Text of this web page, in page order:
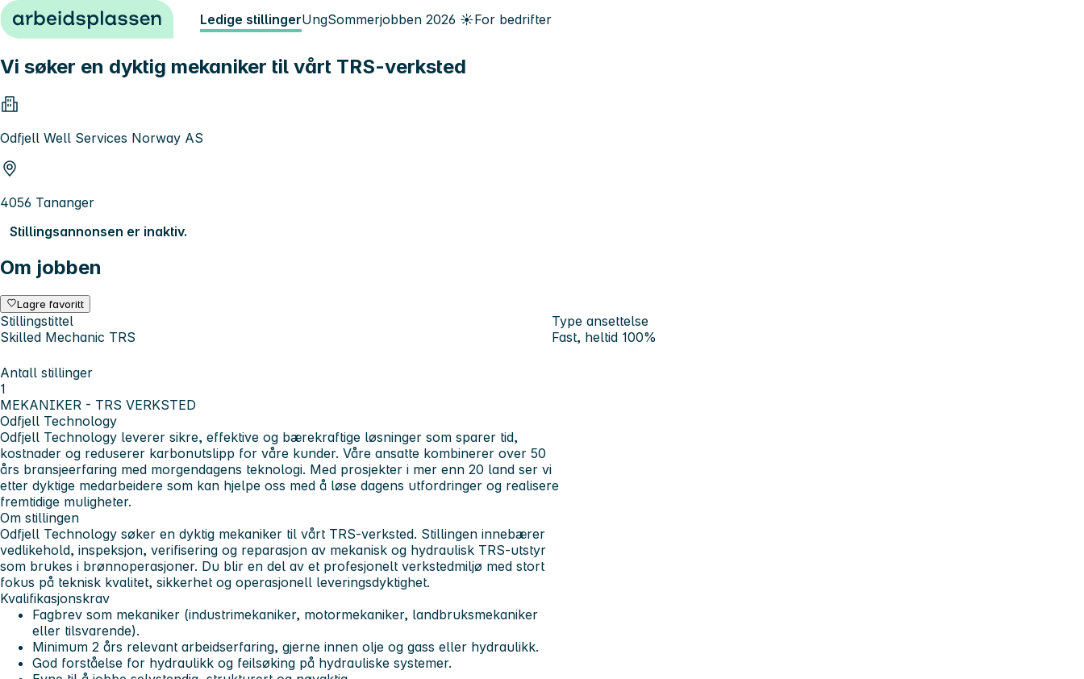
Hopp til innhold Ledige stillingerUngSommerjobben 2026 ☀️For bedrifter
Vi søker en dyktig mekaniker til vårt TRS-verksted
Odfjell Well Services Norway AS
4056 Tananger
Stillingsannonsen er inaktiv.
Om jobben
Lagre favoritt
Stillingstittel
Skilled Mechanic TRS
Type ansettelse
Fast, heltid 100%
Antall stillinger
1
MEKANIKER - TRS VERKSTED
Odfjell Technology
Odfjell Technology leverer sikre, effektive og bærekraftige løsninger som sparer tid,
kostnader og reduserer karbonutslipp for våre kunder. Våre ansatte kombinerer over 50
års bransjeerfaring med morgendagens teknologi. Med prosjekter i mer enn 20 land ser vi
etter dyktige medarbeidere som kan hjelpe oss med å løse dagens utfordringer og realisere
fremtidige muligheter.
Om stillingen
Odfjell Technology søker en dyktig mekaniker til vårt TRS-verksted. Stillingen innebærer
vedlikehold, inspeksjon, verifisering og reparasjon av mekanisk og hydraulisk TRS-utstyr
som brukes i brønnoperasjoner. Du blir en del av et profesjonelt verkstedmiljø med stort
fokus på teknisk kvalitet, sikkerhet og operasjonell leveringsdyktighet.
Kvalifikasjonskrav
Fagbrev som mekaniker (industrimekaniker, motormekaniker, landbruksmekaniker
eller tilsvarende).
Minimum 2 års relevant arbeidserfaring, gjerne innen olje og gass eller hydraulikk.
God forståelse for hydraulikk og feilsøking på hydrauliske systemer.